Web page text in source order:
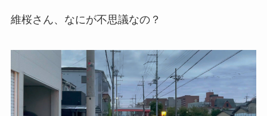
維桜さん、なにが不思議なの？